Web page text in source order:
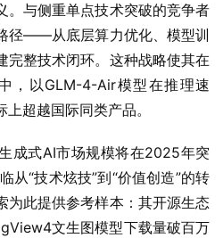
。与侧重单点技术突破的竞争者
径——从底层算力优化、模型训
完整技术闭环。这种战略使其在
，以GLM-4-Air模型在推理速
超越国际同类产品。
成式AI市场规模将在2025年突
从“技术炫技”到“价值创造”的转
为此提供参考样本：其开源生态
文生图模型下载量破百万